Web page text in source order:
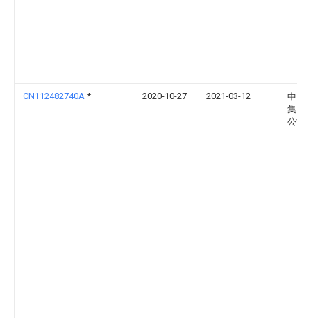
CN112482740A * 2020-10-27 2021-03-12
中国
集团
公司